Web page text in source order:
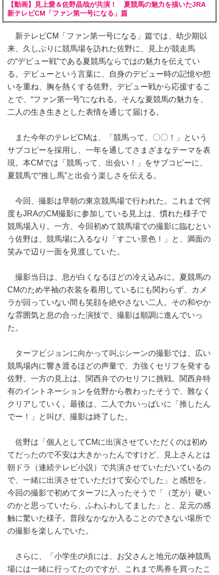
【動画】見上愛＆佐野晶哉が共演！ 夏競馬の魅力を描いたJRA
新テレビCM「ファン第一号になる」篇
新テレビCM「ファン第一号になる」篇では、幼少期以
来、久しぶりに競馬場を訪れた佐野に、見上が競走馬
の“デビュー戦”である夏競馬ならではの魅力を伝えてい
る。デビューという言葉に、自身のデビュー時の記憶や想
いを重ね、胸を熱くする佐野。デビュー戦から応援するこ
とで、“ファン第一号”になれる。そんな夏競馬の魅力を、
二人の生き生きとした表情を通じて届ける。
また今年のテレビCMは、「競馬って、〇〇！」という
サブコピーを採用し、一年を通してさまざまなテーマを表
現。本CMでは「競馬って、出会い！」をサブコピーに、
夏競馬で“推し馬”と出会う楽しさを伝える。
今回、撮影は早朝の東京競馬場で行われた。これまで何
度もJRAのCM撮影に参加している見上は、慣れた様子で
競馬場入り。一方、今回初めて競馬場での撮影に臨むとい
う佐野は、競馬場に入るなり「すごい景色！」と、満面の
笑みで辺り一面を見渡していた。
撮影当日は、息が白くなるほどの冷え込みに。夏競馬の
CMのため半袖の衣装を着用しているにも関わらず、カメ
ラが回っていない間も笑顔を絶やさない二人。その和やか
な雰囲気と息の合った演技で、撮影は順調に進んでいっ
た。
ターフビジョンに向かって叫ぶシーンの撮影では、広い
競馬場内に響き渡るほどの声量で、力強くセリフを発する
佐野。一方の見上は、関西弁でのセリフに挑戦。関西弁特
有のイントネーションを佐野から教わったそうで、難なく
クリアしていく。最後は、二人で力いっぱいに「推したん
でー！」と叫び、撮影は終了した。
佐野は「個人としてCMに出演させていただくのは初め
てだったので不安は大きかったんですけど、見上さんとは
朝ドラ（連続テレビ小説）で共演させていただいているの
で、一緒に出演させていただけて安心でした」と感想を。
今回の撮影で初めてターフに入ったそうで「（芝が）硬い
のかと思っていたら、ふわふわしてました」と、足元の感
触に驚いた様子。普段なかなか入ることのできない場所で
の撮影を楽しんでいた。
さらに、「小学生の頃には、お父さんと地元の阪神競馬
場には一緒に行ってたのですが、これまで馬券を買ったこ